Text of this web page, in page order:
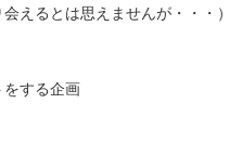
えるとは思えませんが・・・）
する企画